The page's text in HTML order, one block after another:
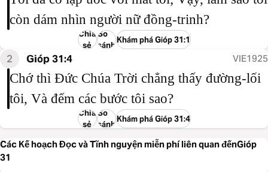
còn dám nhìn người nữ đồng-trinh?
Chia
sẻ
So
sánh
Khám phá Gióp 31:1
2 Gióp 31:4 VIE1925
Chớ thì Đức Chúa Trời chẳng thấy đường-lối
tôi, Và đếm các bước tôi sao?
Chia
sẻ
So
sánh
Khám phá Gióp 31:4
Các Kế hoạch Đọc và Tĩnh nguyện miễn phí liên quan đếnGióp
31